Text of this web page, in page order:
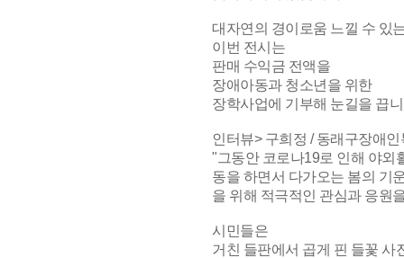
대자연의 경이로움 느낄 수 있
이번 전시는
판매 수익금 전액을
장애아동과 청소년을 위한
장학사업에 기부해 눈길을 끕
인터뷰> 구희정 / 동래구장애
"그동안 코로나19로 인해 야외
동을 하면서 다가오는 봄의 기
을 위해 적극적인 관심과 응원
시민들은
거친 들판에서 곱게 핀 들꽃 사